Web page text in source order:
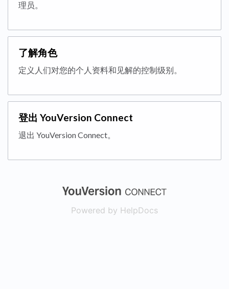
理员。
了解角色
定义人们对您的个人资料和见解的控制级别。
登出 YouVersion Connect
退出 YouVersion Connect。
(opens in a
Powered by HelpDocs